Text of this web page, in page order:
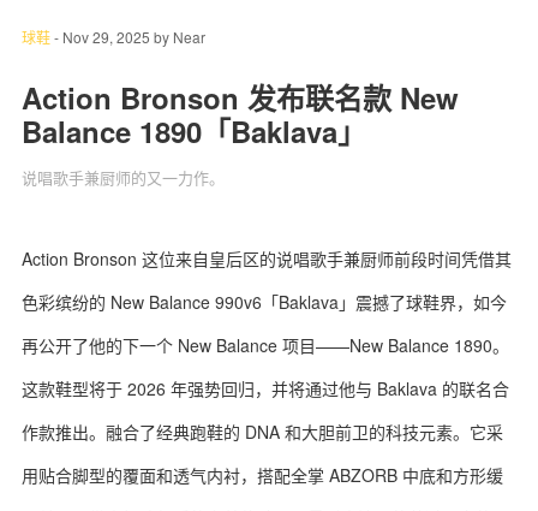
科 技
球鞋- Nov 29, 2025 by Near
Action Bronson 发布联名款 New
Balance 1890「Baklava」
说唱歌手兼厨师的又一力作。
Action Bronson 这位来自皇后区的说唱歌手兼厨师前段时间凭借其
色彩缤纷的 New Balance 990v6「Baklava」震撼了球鞋界，如今
再公开了他的下一个 New Balance 项目——New Balance 1890。
这款鞋型将于 2026 年强势回归，并将通过他与 Baklava 的联名合
作款推出。融合了经典跑鞋的 DNA 和大胆前卫的科技元素。它采
用贴合脚型的覆面和透气内衬，搭配全掌 ABZORB 中底和方形缓